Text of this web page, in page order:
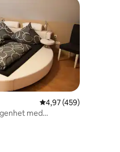
omdömen
4,97 av 5 i
4,97 (459)
med